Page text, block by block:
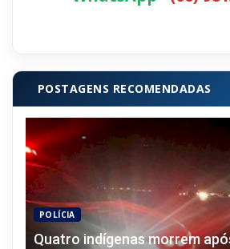
POSTAGENS RECOMENDADAS
POLÍCIA
Quatro indígenas morrem